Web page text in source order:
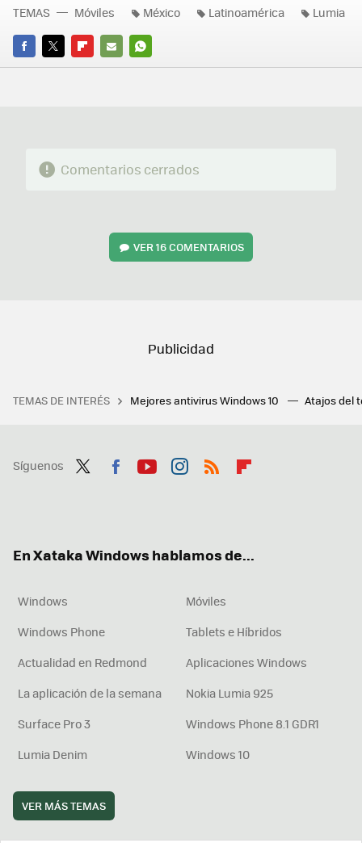
FACEBOOK
TWITTERFLIPBOARD
E-
WHATSAPP
TEMAS Móviles México Latinoamérica Lumia
Comentarios cerrados
VER16 COMENTARIOS
TEMAS DE INTERÉS Mejores antivirus Windows 10 Atajos del
Síguenos
En Xataka Windows hablamos de...
Windows
Móviles
Windows Phone
Tablets e Híbridos
Actualidad en Redmond
Aplicaciones Windows
La aplicación de la semana
Nokia Lumia 925
Surface Pro 3
Windows Phone 8.1 GDR1
Lumia Denim
Windows 10
VER MÁS TEMAS